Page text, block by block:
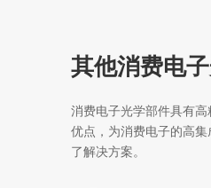
其他消费电
消费电子光学部件具有
优点，为消费电子的高
了解决方案。